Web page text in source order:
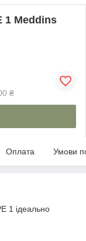
1 Meddins
₴
Оплата Умови
1 ідеально